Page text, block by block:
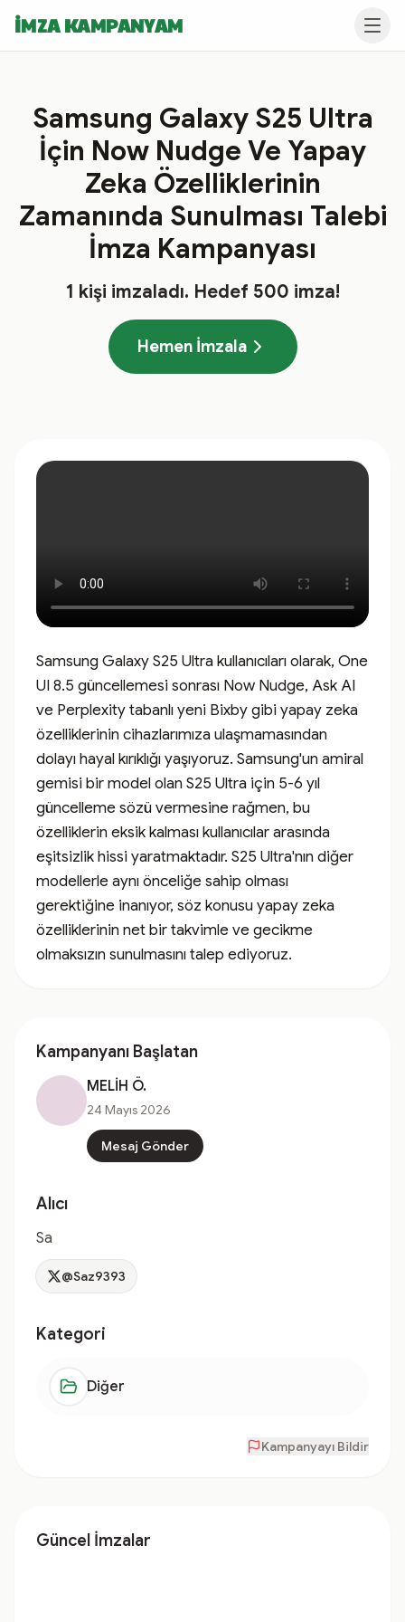
İMZA KAMPANYAM
Samsung Galaxy S25 Ultra
İçin Now Nudge Ve Yapay
Zeka Özelliklerinin
Zamanında Sunulması Talebi
İmza Kampanyası
1 kişi imzaladı. Hedef 500 imza!
Hemen İmzala
Samsung Galaxy S25 Ultra kullanıcıları olarak, One
UI 8.5 güncellemesi sonrası Now Nudge, Ask AI
ve Perplexity tabanlı yeni Bixby gibi yapay zeka
özelliklerinin cihazlarımıza ulaşmamasından
dolayı hayal kırıklığı yaşıyoruz. Samsung'un amiral
gemisi bir model olan S25 Ultra için 5-6 yıl
güncelleme sözü vermesine rağmen, bu
özelliklerin eksik kalması kullanıcılar arasında
eşitsizlik hissi yaratmaktadır. S25 Ultra'nın diğer
modellerle aynı önceliğe sahip olması
gerektiğine inanıyor, söz konusu yapay zeka
özelliklerinin net bir takvimle ve gecikme
olmaksızın sunulmasını talep ediyoruz.
Kampanyanı Başlatan
MELİH Ö.
24 Mayıs 2026
Mesaj Gönder
Alıcı
Sa
@Saz9393
Kategori
Diğer
Kampanyayı Bildir
Güncel İmzalar